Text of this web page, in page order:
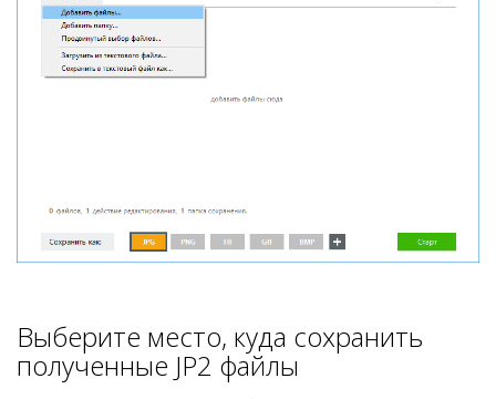
Выберите место, куда сохранить
полученные JP2 файлы